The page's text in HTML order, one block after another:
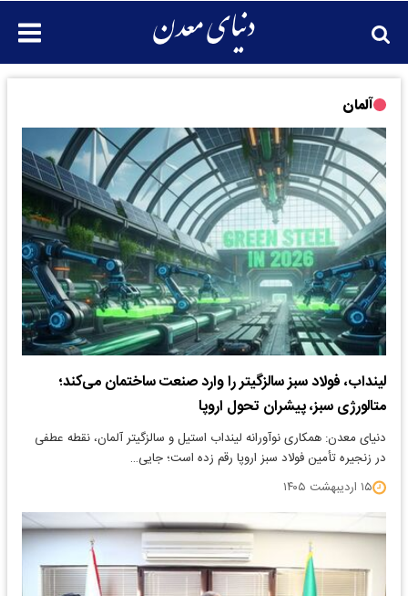
آلمان
لینداب، فولاد سبز سالزگیتر را وارد صنعت ساختمان می‌کند؛
متالورژی سبز، پیشران تحول اروپا
دنیای معدن: همکاری نوآورانه لینداب استیل و سالزگیتر آلمان، نقطه عطفی
در زنجیره تأمین فولاد سبز اروپا رقم زده است؛ جایی…
۱۵ اردیبهشت ۱۴۰۵